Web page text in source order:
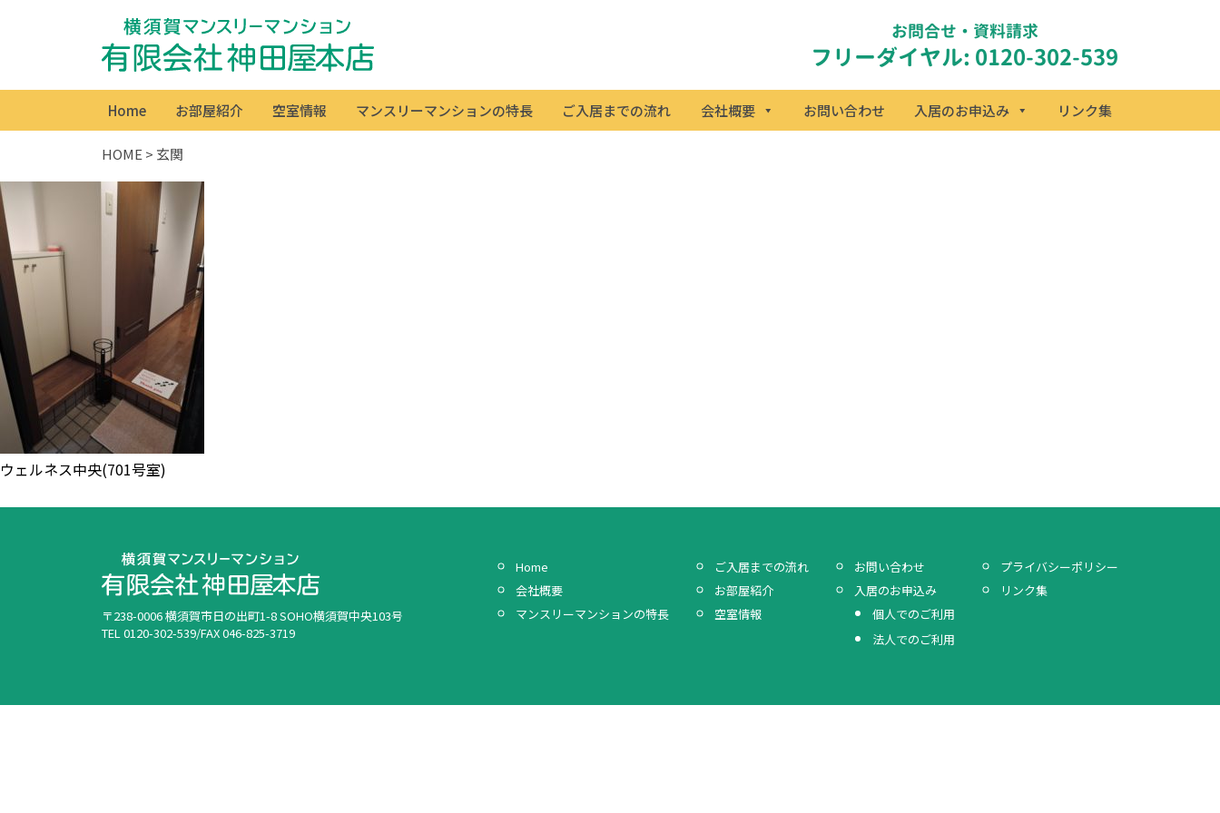
お問合せ・資料請求
フリーダイヤル: 0120-302-539
Home お部屋紹介 空室情報 マンスリーマンションの特長 ご入居までの流れ 会社概要 お問い合わせ 入居のお申込み リンク集
HOME > 玄関
ウェルネス中央(701号室)
〒238-0006 横須賀市日の出町1-8 SOHO横須賀中央103号
TEL 0120-302-539/FAX 046-825-3719
Home
会社概要
マンスリーマンションの特長
ご入居までの流れ
お部屋紹介
空室情報
お問い合わせ
入居のお申込み
個人でのご利用
法人でのご利用
プライバシーポリシー
リンク集